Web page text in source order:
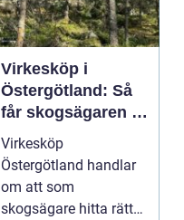
Virkesköp i
Östergötland: Så
får skogsägaren ut
mer av sin skog
Virkesköp
Östergötland handlar
om att som
skogsägare hitta rätt